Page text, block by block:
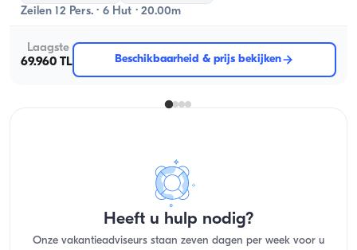
Zeilen 12 Pers. · 6 Hut · 20.00m
Laagste
69.960 TL
Beschikbaarheid & prijs bekijken
Heeft u hulp nodig?
Onze vakantieadviseurs staan zeven dagen per week voor u